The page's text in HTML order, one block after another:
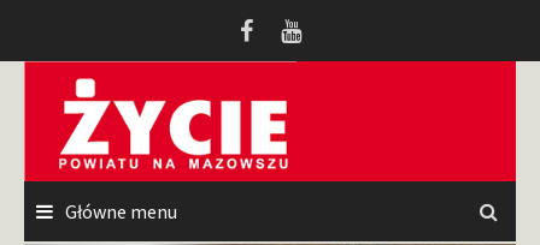
Główne menu